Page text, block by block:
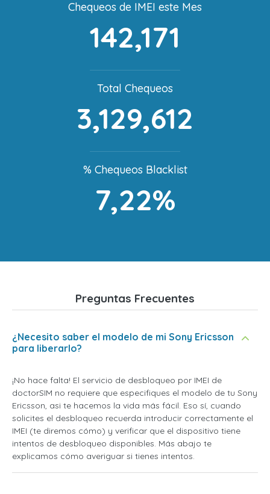
Chequeos de IMEI este Mes
142,171
Total Chequeos
3,129,612
% Chequeos Blacklist
7,22%
Preguntas Frecuentes
¿Necesito saber el modelo de mi Sony Ericsson
para liberarlo?
¡No hace falta! El servicio de desbloqueo por IMEI de
doctorSIM no requiere que especifiques el modelo de tu Sony
Ericsson, asi te hacemos la vida más fácil. Eso sí, cuando
solicites el desbloqueo recuerda introducir correctamente el
IMEI (te diremos cómo) y verificar que el dispositivo tiene
intentos de desbloqueo disponibles. Más abajo te
explicamos cómo averiguar si tienes intentos.